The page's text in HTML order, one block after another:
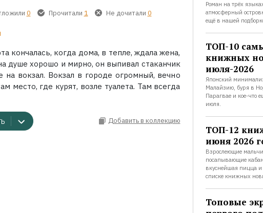
0 Прочитали 1 Не дочитали 0
кончалась, когда дома, в тепле, ждала жена,
душе хорошо и мирно, он выпивал стаканчик
на вокзал. Вокзал в городе огромный, вечно
место, где курят, возле туалета. Там всегда
Добавить в коллекцию
Роман на трёх
атмосферный
ещё в нашей
ТОП-10
книжных
июля-2026
Японский
Малайзию, буря в
Парагвае и кое-что
июля.
ТОП-12
июня 2026
Взрослеющие
посапывающие
вкуснейшая пицца и
списке книжных
Топовые